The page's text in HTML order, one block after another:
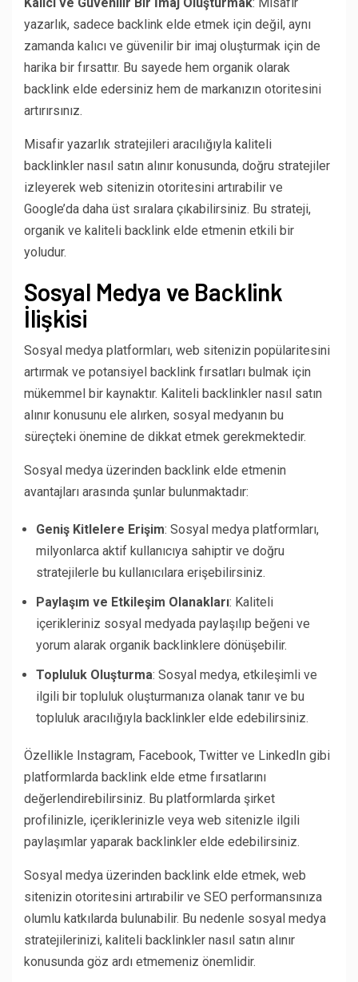
yazarlık, sadece backlink elde etmek için değil, aynı
zamanda kalıcı ve güvenilir bir imaj oluşturmak için de
harika bir fırsattır. Bu sayede hem organik olarak
backlink elde edersiniz hem de markanızın otoritesini
artırırsınız.
Misafir yazarlık stratejileri aracılığıyla kaliteli
backlinkler nasıl satın alınır konusunda, doğru stratejiler
izleyerek web sitenizin otoritesini artırabilir ve
Google’da daha üst sıralara çıkabilirsiniz. Bu strateji,
organik ve kaliteli backlink elde etmenin etkili bir
yoludur.
Sosyal Medya ve Backlink
İlişkisi
Sosyal medya platformları, web sitenizin popülaritesini
artırmak ve potansiyel backlink fırsatları bulmak için
mükemmel bir kaynaktır. Kaliteli backlinkler nasıl satın
alınır konusunu ele alırken, sosyal medyanın bu
süreçteki önemine de dikkat etmek gerekmektedir.
Sosyal medya üzerinden backlink elde etmenin
avantajları arasında şunlar bulunmaktadır:
Geniş Kitlelere Erişim: Sosyal medya platformları,
milyonlarca aktif kullanıcıya sahiptir ve doğru
stratejilerle bu kullanıcılara erişebilirsiniz.
Paylaşım ve Etkileşim Olanakları: Kaliteli
içerikleriniz sosyal medyada paylaşılıp beğeni ve
yorum alarak organik backlinklere dönüşebilir.
Topluluk Oluşturma: Sosyal medya, etkileşimli ve
ilgili bir topluluk oluşturmanıza olanak tanır ve bu
topluluk aracılığıyla backlinkler elde edebilirsiniz.
Özellikle Instagram, Facebook, Twitter ve LinkedIn gibi
platformlarda backlink elde etme fırsatlarını
değerlendirebilirsiniz. Bu platformlarda şirket
profilinizle, içeriklerinizle veya web sitenizle ilgili
paylaşımlar yaparak backlinkler elde edebilirsiniz.
Sosyal medya üzerinden backlink elde etmek, web
sitenizin otoritesini artırabilir ve SEO performansınıza
olumlu katkılarda bulunabilir. Bu nedenle sosyal medya
stratejilerinizi, kaliteli backlinkler nasıl satın alınır
konusunda göz ardı etmemeniz önemlidir.